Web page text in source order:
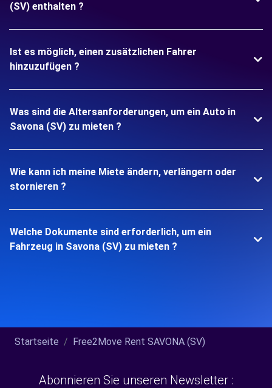
(SV) enthalten ?
Ist es möglich, einen zusätzlichen Fahrer
hinzuzufügen ?
Was sind die Altersanforderungen, um ein Auto in
Savona (SV) zu mieten ?
Wie kann ich meine Miete ändern, verlängern oder
stornieren ?
Welche Dokumente sind erforderlich, um ein
Fahrzeug in Savona (SV) zu mieten ?
Startseite Free2Move Rent SAVONA (SV)
Abonnieren Sie unseren Newsletter :